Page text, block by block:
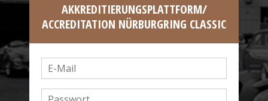
AKKREDITIERUNGSPLATTFORM/
ACCREDITATION NÜRBURGRING CLASSIC